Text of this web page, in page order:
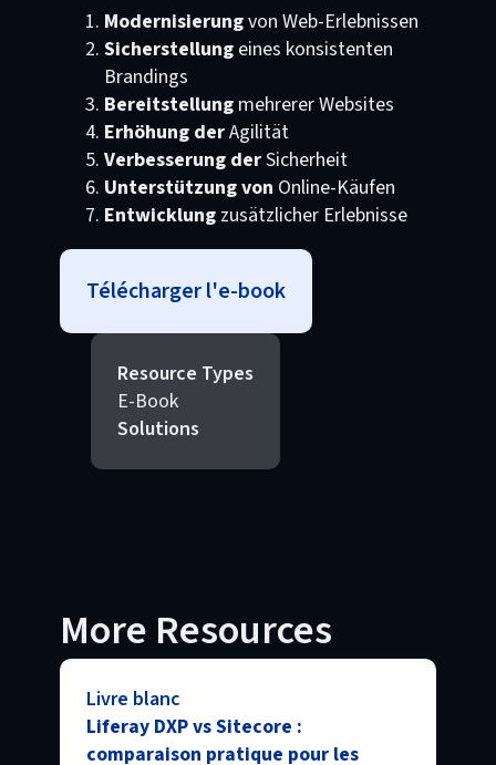
Modernisierungvon Web-Erlebnissen
Sicherstellung eines konsistenten
Brandings
Bereitstellung mehrerer Websites
Erhöhung derAgilität
Verbesserung derSicherheit
Unterstützung von Online-Käufen
Entwicklung zusätzlicher Erlebnisse
Télécharger l'e-book
Resource Types
E-Book
Solutions
More Resources
Livre blanc
Liferay DXP vs Sitecore :
comparaison pratique pour les